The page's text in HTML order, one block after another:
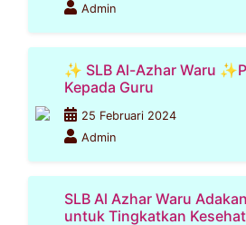
Admin
✨ SLB Al-Azhar Waru
Kepada Guru
25 Februari 2024
Admin
SLB Al Azhar Waru
untuk Tingkatkan